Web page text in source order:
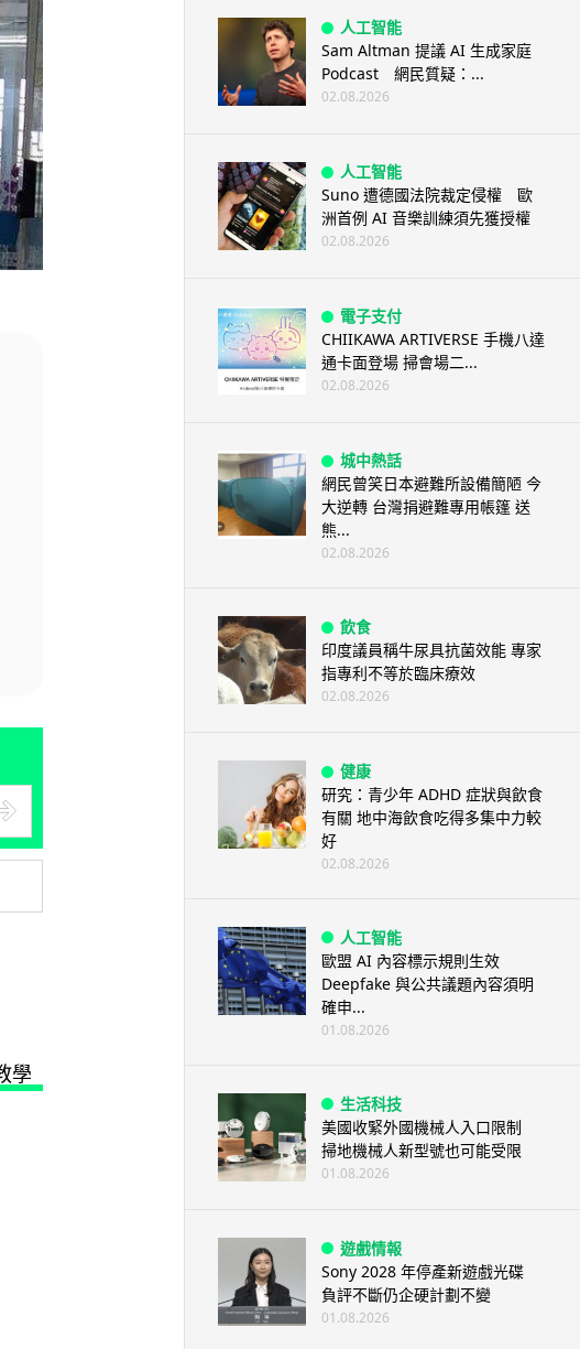
人工智能
Sam Altman 提議 AI 生成家庭
Podcast 網民質疑：...
02.08.2026
人工智能
Suno 遭德國法院裁定侵權 歐
洲首例 AI 音樂訓練須先獲授權
02.08.2026
電子支付
CHIIKAWA ARTIVERSE 手機八達
通卡面登場 掃會場二...
02.08.2026
城中熱話
網民曾笑日本避難所設備簡陋 今
大逆轉 台灣捐避難專用帳篷 送
熊...
02.08.2026
飲食
印度議員稱牛尿具抗菌效能 專家
指專利不等於臨床療效
02.08.2026
健康
研究：青少年 ADHD 症狀與飲食
有關 地中海飲食吃得多集中力較
好
02.08.2026
人工智能
歐盟 AI 內容標示規則生效
Deepfake 與公共議題內容須明
確申...
01.08.2026
生活科技
美國收緊外國機械人入口限制
掃地機械人新型號也可能受限
01.08.2026
遊戲情報
Sony 2028 年停產新遊戲光碟
負評不斷仍企硬計劃不變
01.08.2026